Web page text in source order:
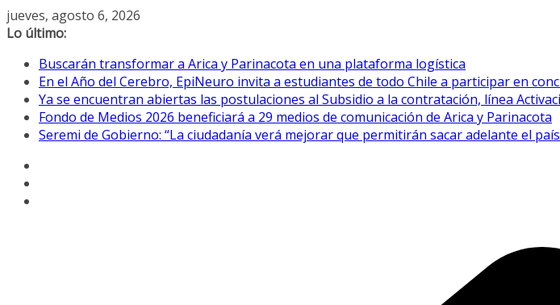
Saltar
al
jueves, agosto 6, 2026
Lo último:
Buscarán transformar a Arica y Parinacota en una plataforma logística
En el Año del Cerebro, EpiNeuro invita a estudiantes de todo Chile a participar en
Ya se encuentran abiertas las postulaciones al Subsidio a la contratación, línea
Fondo de Medios 2026 beneficiará a 29 medios de comunicación de Arica y Parinacota
Seremi de Gobierno: “La ciudadanía verá mejorar que permitirán sacar adelante el